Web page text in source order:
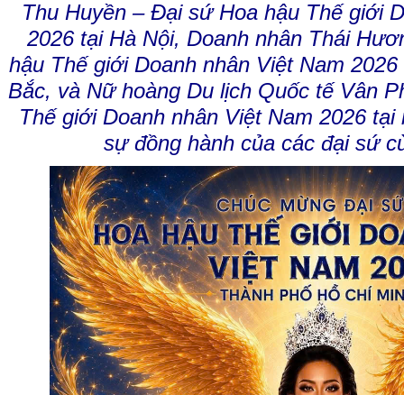
Thu Huyền – Đại sứ Hoa hậu Thế giới
2026 tại Hà Nội, Doanh nhân Thái
hậu Thế giới Doanh nhân Việt Nam
Bắc, và Nữ hoàng Du lịch Quốc tế Vân
Thế giới Doanh nhân Việt Nam 2026 tại
sự đồng hành của các đại sứ